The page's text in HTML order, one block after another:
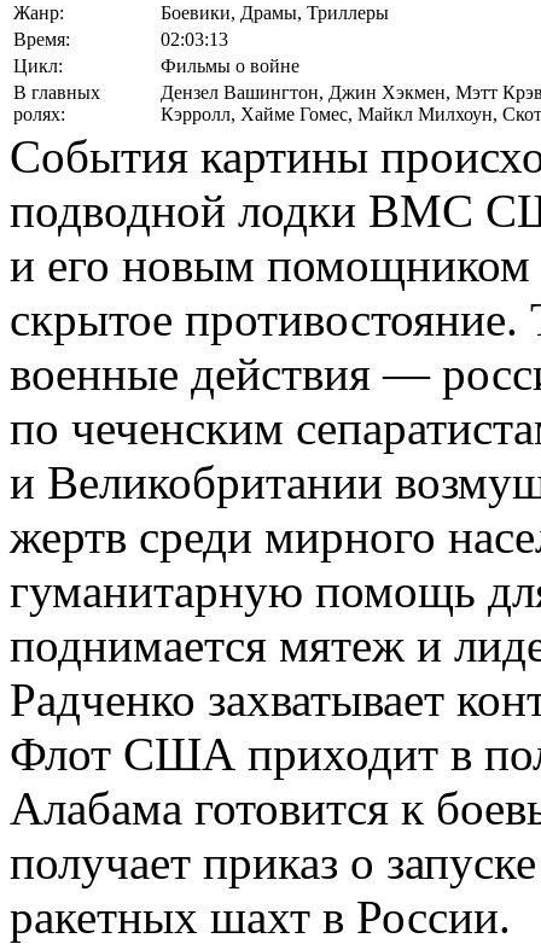
Жанр:
Боевики, Драмы, Триллеры
Время:
02:03:13
Цикл:
Фильмы о войне
В главных
ролях:
Дензел Вашингтон, Джин Хэкмен, Мэтт
Кэрролл, Хайме Гомес, Майкл Милхоун,
События картины
подводной лодки ВМС
и его новым помощником
скрытое
военные действия —
по чеченским
и Великобритании
жертв среди мирного
гуманитарную помощь
поднимается мятеж и
Радченко захватывает
Флот США приходит в
Алабама готовится к
получает приказ о
ракетных шахт в России.